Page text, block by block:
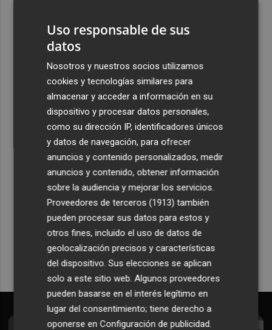
con cinco días de actividades
La Todolella recibe 340.000 euros del Consell para
reabrir la ermita de Sant Cristòfol tras su cierre en 2021
El Xixo Xixero llena de tradición y ambiente la Playa
Casablanca de Almenara
Recibe toda la actualidad de
Plaza Podcast en tu correo
Quiero suscribirme
Uso responsable de sus
datos
Nosotros y nuestros socios utilizamos
cookies y tecnologías similares para
almacenar y acceder a información en su
dispositivo y procesar datos personales,
como su dirección IP, identificadores únicos
y datos de navegación, para ofrecer
anuncios y contenido personalizados, medir
anuncios y contenido, obtener información
sobre la audiencia y mejorar los servicios.
Proveedores de terceros (1913) también
pueden procesar sus datos para estos y
otros fines, incluido el uso de datos de
geolocalización precisos y características
del dispositivo. Sus elecciones se aplican
solo a este sitio web. Algunos proveedores
pueden basarse en el interés legítimo en
lugar del consentimiento; tiene derecho a
oponerse enConfiguración de publicidad.